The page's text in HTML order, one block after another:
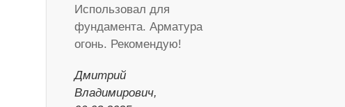
Использовал для
фундамента. Арматура
огонь. Рекомендую!
Дмитрий
Владимирович,